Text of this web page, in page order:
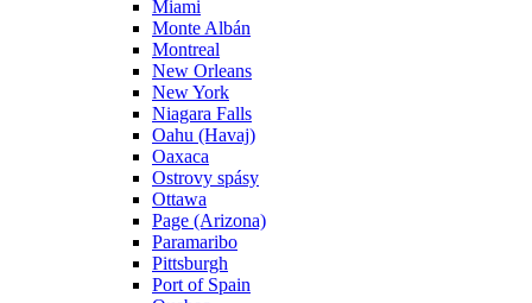
Miami
Monte Albán
Montreal
New Orleans
New York
Niagara Falls
Oahu (Havaj)
Oaxaca
Ostrovy spásy
Ottawa
Page (Arizona)
Paramaribo
Pittsburgh
Port of Spain